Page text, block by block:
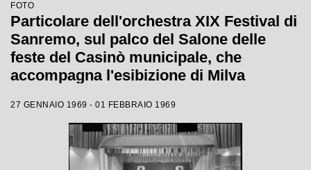
FOTO
Particolare dell'orchestra XIX Festival di
Sanremo, sul palco del Salone delle
feste del Casinò municipale, che
accompagna l'esibizione di Milva
27 GENNAIO 1969 - 01 FEBBRAIO 1969